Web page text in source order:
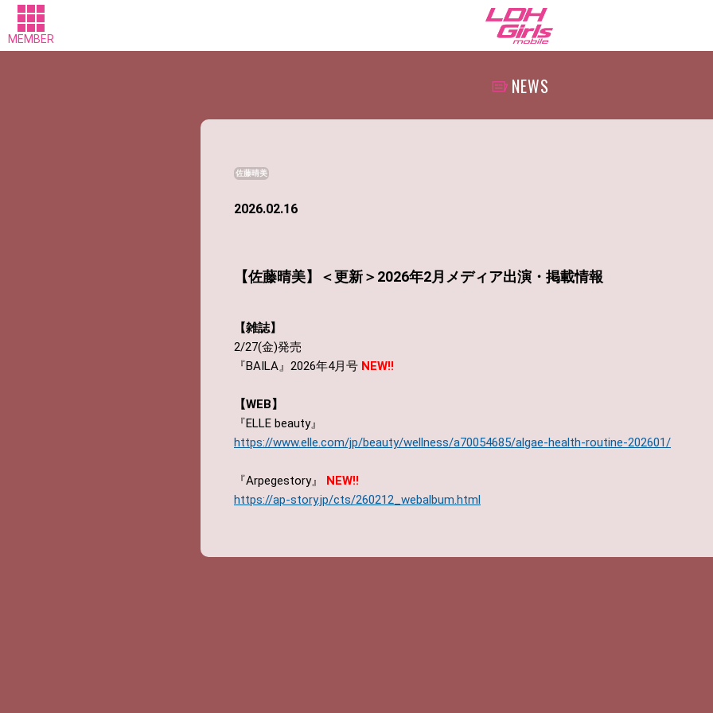
MEMBER
NEWS
佐藤晴美
2026.02.16
【佐藤晴美】＜更新＞2026年2月メディア出演・掲載情報
【雑誌】
2/27(金)発売
『BAILA』2026年4月号 NEW!!
【WEB】
『ELLE beauty』
https://www.elle.com/jp/beauty/wellness/a70054685/algae-health-routine-202601/
『Arpegestory』 NEW!!
https://ap-story.jp/cts/260212_webalbum.html